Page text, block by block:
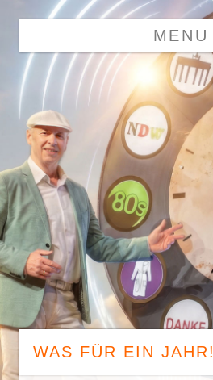
Entertainment aus LeidenschaftMENU
WAS FÜR EIN JAHR!